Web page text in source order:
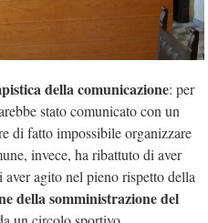
della comunicazione: per
stato comunicato con un
di fatto impossibile organizzare
invece, ha ribattuto di aver
agito nel pieno rispetto della
della somministrazione del